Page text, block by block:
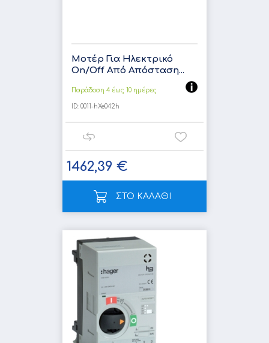
Μοτέρ Για Ηλεκτρικό
On/Off Από Απόσταση...
Παράδοση 4 έως 10 ημέρες
ID: 0011-hXe042h
1462,39 €
ΣΤΟ ΚΑΛΑΘΙ